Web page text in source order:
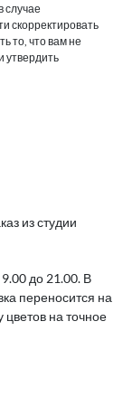
случае
скорректировать
то, что вам не
утвердить
из студии
до 21.00. В
переносится на
на точное